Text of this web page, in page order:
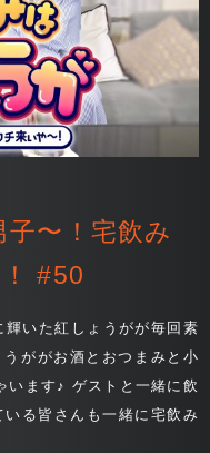
〜！宅飲み
！ #50
いた紅しょうがが毎回素
ががお酒とおつまみと小
います♪ ゲストと一緒に飲
る皆さんも一緒に宅飲み